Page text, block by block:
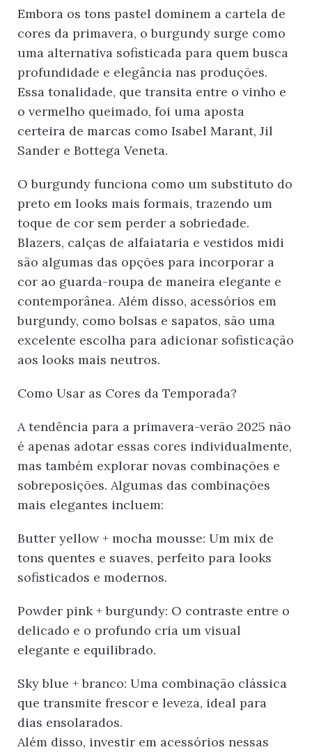
Embora os tons pastel dominem a cartela de
cores da primavera, o burgundy surge como
uma alternativa sofisticada para quem busca
profundidade e elegância nas produções.
Essa tonalidade, que transita entre o vinho e
o vermelho queimado, foi uma aposta
certeira de marcas como Isabel Marant, Jil
Sander e Bottega Veneta.
O burgundy funciona como um substituto do
preto em looks mais formais, trazendo um
toque de cor sem perder a sobriedade.
Blazers, calças de alfaiataria e vestidos midi
são algumas das opções para incorporar a
cor ao guarda-roupa de maneira elegante e
contemporânea. Além disso, acessórios em
burgundy, como bolsas e sapatos, são uma
excelente escolha para adicionar sofisticação
aos looks mais neutros.
Como Usar as Cores da Temporada?
A tendência para a primavera-verão 2025 não
é apenas adotar essas cores individualmente,
mas também explorar novas combinações e
sobreposições. Algumas das combinações
mais elegantes incluem:
Butter yellow + mocha mousse: Um mix de
tons quentes e suaves, perfeito para looks
sofisticados e modernos.
Powder pink + burgundy: O contraste entre o
delicado e o profundo cria um visual
elegante e equilibrado.
Sky blue + branco: Uma combinação clássica
que transmite frescor e leveza, ideal para
dias ensolarados.
Além disso, investir em acessórios nessas